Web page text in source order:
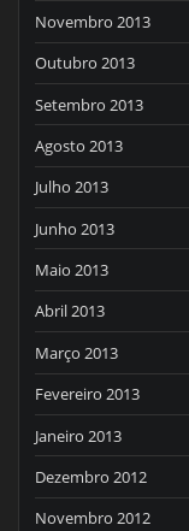
Novembro 2013
Outubro 2013
Setembro 2013
Agosto 2013
Julho 2013
Junho 2013
Maio 2013
Abril 2013
Março 2013
Fevereiro 2013
Janeiro 2013
Dezembro 2012
Novembro 2012